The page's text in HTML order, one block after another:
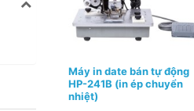
Máy in date bán tự động
HP-241B (in ép chuyển
nhiệt)